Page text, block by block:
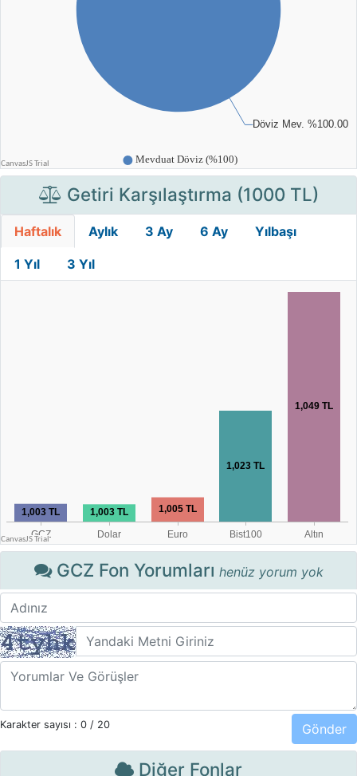
Getiri Karşılaştırma (1000 TL)
Haftalık Aylık 3 Ay 6 Ay Yılbaşı
1 Yıl 3 Yıl
GCZ Fon Yorumları henüz yorum yok
Karakter sayısı : 0 / 20
Diğer Fonlar